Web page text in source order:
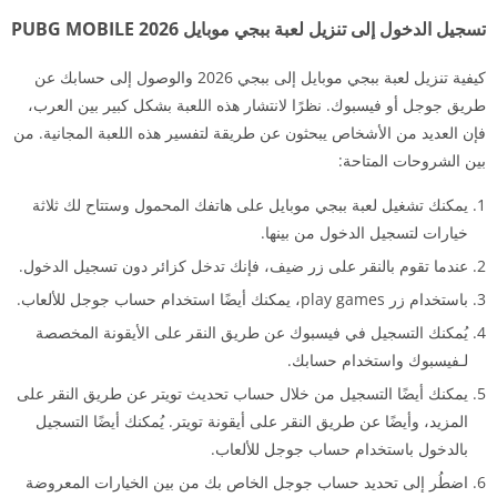
تسجيل الدخول إلى تنزيل لعبة ببجي موبايل 2026 PUBG MOBILE
كيفية تنزيل لعبة ببجي موبايل إلى ببجي 2026 والوصول إلى حسابك عن
طريق جوجل أو فيسبوك. نظرًا لانتشار هذه اللعبة بشكل كبير بين العرب،
فإن العديد من الأشخاص يبحثون عن طريقة لتفسير هذه اللعبة المجانية. من
بين الشروحات المتاحة:
يمكنك تشغيل لعبة ببجي موبايل على هاتفك المحمول وستتاح لك ثلاثة
خيارات لتسجيل الدخول من بينها.
عندما تقوم بالنقر على زر ضيف، فإنك تدخل كزائر دون تسجيل الدخول.
باستخدام زر play games، يمكنك أيضًا استخدام حساب جوجل للألعاب.
يُمكنك التسجيل في فيسبوك عن طريق النقر على الأيقونة المخصصة
لـفيسبوك واستخدام حسابك.
يمكنك أيضًا التسجيل من خلال حساب تحديث تويتر عن طريق النقر على
المزيد، وأيضًا عن طريق النقر على أيقونة تويتر. يُمكنك أيضًا التسجيل
بالدخول باستخدام حساب جوجل للألعاب.
اضطُر إلى تحديد حساب جوجل الخاص بك من بين الخيارات المعروضة